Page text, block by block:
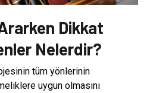
Dikkat
Nelerdir?
tüm yönlerinin
uygun olmasını